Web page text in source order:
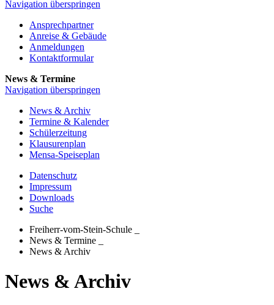
Navigation überspringen
Ansprechpartner
Anreise & Gebäude
Anmeldungen
Kontaktformular
News & Termine
Navigation überspringen
News & Archiv
Termine & Kalender
Schülerzeitung
Klausurenplan
Mensa-Speiseplan
Datenschutz
Impressum
Downloads
Suche
Freiherr-vom-Stein-Schule
News & Termine
News & Archiv
News & Archiv